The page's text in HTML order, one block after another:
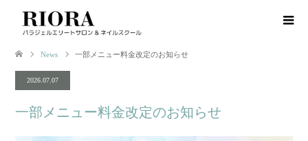
News 一部メニュー料金改定のお知らせ
2026.07.07
一部メニュー料金改定のお知らせ